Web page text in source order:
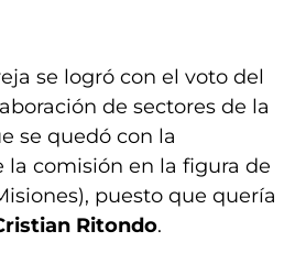
se logró con el voto del
de sectores de la
se quedó con la
la comisión en la figura de
puesto que quería
Ritondo.